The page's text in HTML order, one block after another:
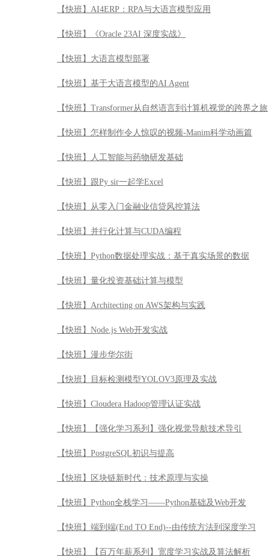
【快班】AI4ERP：RPA与大语言模型应用
【快班】《Oracle 23AI 深度实战》
【快班】大语言模型部署
【快班】基于大语言模型的AI Agent
【快班】Transformer从自然语言到计算机视觉的跨界之旅
【快班】怎样制作令人惊叹的视频-Manim科学动画篇
【快班】人工智能与药物研发基础
【快班】跟Py sir一起学Excel
【快班】从零入门金融业信贷风控算法
【快班】并行化计算与CUDA编程
【快班】Python数据处理实战：基于真实场景的数据
【快班】量化投资基础计算与模型
【快班】Architecting on AWS架构与实践
【快班】Node.js Web开发实战
【快班】漫步华尔街
【快班】目标检测模型YOLOV3原理及实战
【快班】Cloudera Hadoop管理认证实战
【快班】【强化学习系列】强化视觉导航技术导引
【快班】PostgreSQL初识与提高
【快班】区块链新时代：技术原理与实操
【快班】Python全栈学习——Python基础及Web开发
【快班】端到端(End TO End)--由传统方法到深度学习
【快班】【百万年薪系列】宽度学习实战及算法解析